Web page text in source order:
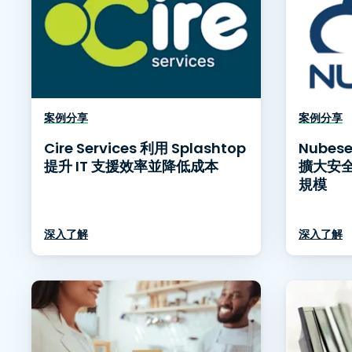
案例分享
Cire Services 利用 Splashtop
提升 IT 支援效率並降低成本
深入了解
案例分享
擴大安
規模
深入了解